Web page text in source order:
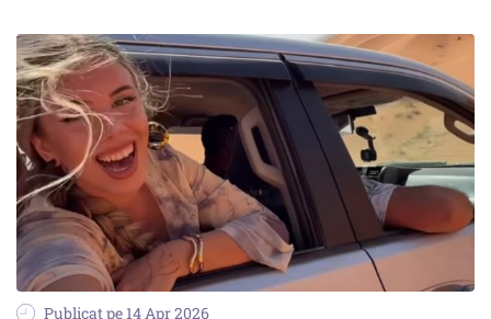
Publicat pe 14 Apr 2026